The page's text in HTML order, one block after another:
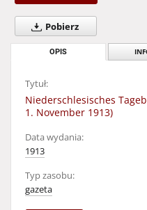
Pobierz
OPIS
Tytuł:
Niederschlesisches
1. November 1913)
Data wydania:
1913
Typ zasobu:
gazeta